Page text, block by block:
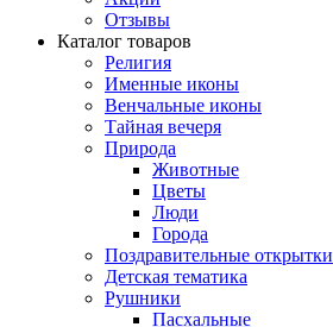
Отзывы
Каталог товаров
Религия
Именные иконы
Венчальные иконы
Тайная вечеря
Природа
Животные
Цветы
Люди
Города
Поздравительные открытки
Детская тематика
Рушники
Пасхальные